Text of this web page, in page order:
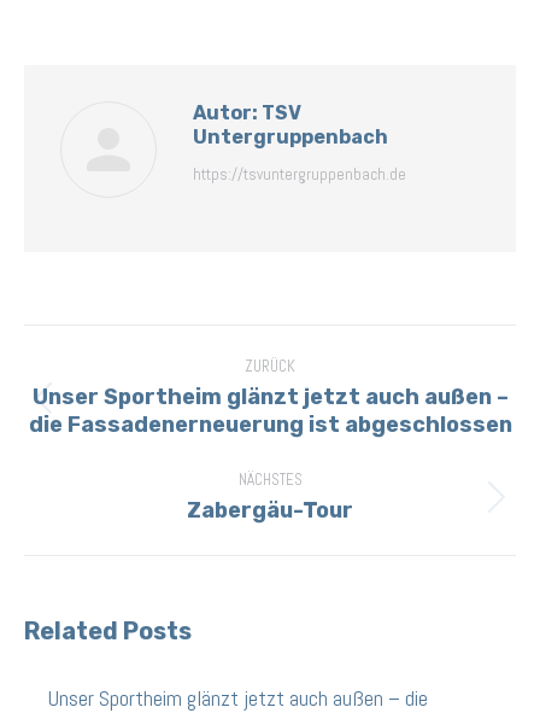
Autor: TSV
Untergruppenbach
https://tsvuntergruppenbach.de
ZURÜCK
Vorheriger
Beitrag:
Unser Sportheim glänzt jetzt auch außen –
die Fassadenerneuerung ist abgeschlossen
NÄCHSTES
Nächster
Zabergäu-Tour
Related Posts
Unser Sportheim glänzt jetzt auch außen – die